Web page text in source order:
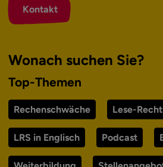
Kontakt
Wonach suchen Sie?
Top-Themen
Rechenschwäche Lese-
LRS in Englisch Podcast